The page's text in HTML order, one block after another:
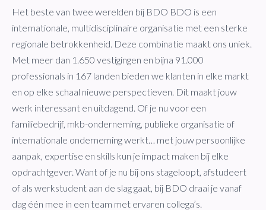
Het beste van twee werelden bij BDO BDO is een
internationale, multidisciplinaire organisatie met een sterke
regionale betrokkenheid. Deze combinatie maakt ons uniek.
Met meer dan 1.650 vestigingen en bijna 91.000
professionals in 167 landen bieden we klanten in elke markt
en op elke schaal nieuwe perspectieven. Dit maakt jouw
werk interessant en uitdagend. Of je nu voor een
familiebedrijf, mkb-onderneming, publieke organisatie of
internationale onderneming werkt… met jouw persoonlijke
aanpak, expertise en skills kun je impact maken bij elke
opdrachtgever. Want of je nu bij ons stageloopt, afstudeert
of als werkstudent aan de slag gaat, bij BDO draai je vanaf
dag één mee in een team met ervaren collega’s.